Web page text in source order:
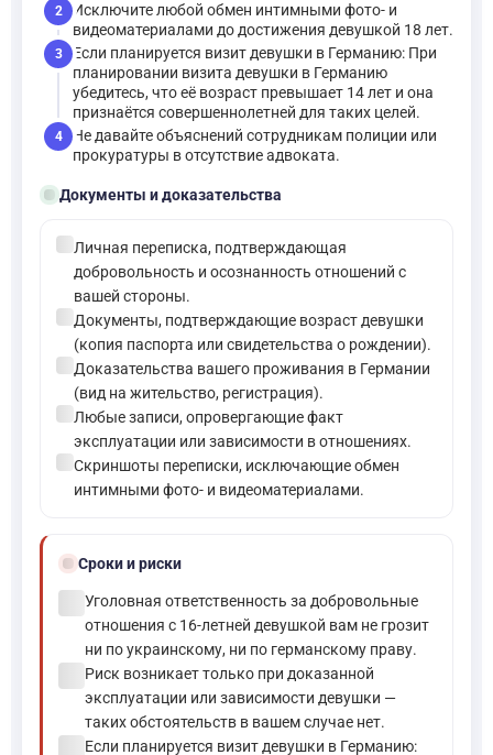
2
Исключите любой обмен интимными фото- и
видеоматериалами до достижения девушкой 18 лет.
3
Если планируется визит девушки в Германию: При
планировании визита девушки в Германию
убедитесь, что её возраст превышает 14 лет и она
признаётся совершеннолетней для таких целей.
4
Не давайте объяснений сотрудникам полиции или
прокуратуры в отсутствие адвоката.
folder_openДокументы и доказательства
Личная переписка, подтверждающая
добровольность и осознанность отношений с
вашей стороны.
Документы, подтверждающие возраст девушки
(копия паспорта или свидетельства о рождении).
Доказательства вашего проживания в Германии
(вид на жительство, регистрация).
Любые записи, опровергающие факт
эксплуатации или зависимости в отношениях.
Скриншоты переписки, исключающие обмен
интимными фото- и видеоматериалами.
schedule Сроки и риски
Уголовная ответственность за добровольные
отношения с 16-летней девушкой вам не грозит
ни по украинскому, ни по германскому праву.
Риск возникает только при доказанной
эксплуатации или зависимости девушки —
таких обстоятельств в вашем случае нет.
Если планируется визит девушки в Германию: